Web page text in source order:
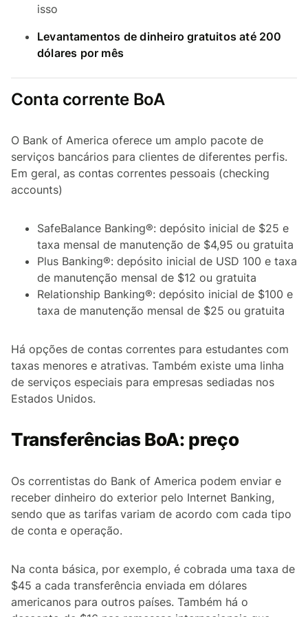
isso
Levantamentos de dinheiro gratuitos até 200
dólares por mês
Conta corrente BoA
O Bank of America oferece um amplo pacote de
serviços bancários para clientes de diferentes perfis.
Em geral, as contas correntes pessoais (checking
accounts)
SafeBalance Banking®: depósito inicial de $25 e
taxa mensal de manutenção de $4,95 ou gratuita
Plus Banking®: depósito inicial de USD 100 e taxa
de manutenção mensal de $12 ou gratuita
Relationship Banking®: depósito inicial de $100 e
taxa de manutenção mensal de $25 ou gratuita
Há opções de contas correntes para estudantes com
taxas menores e atrativas. Também existe uma linha
de serviços especiais para empresas sediadas nos
Estados Unidos.
Transferências BoA: preço
Os correntistas do Bank of America podem enviar e
receber dinheiro do exterior pelo Internet Banking,
sendo que as tarifas variam de acordo com cada tipo
de conta e operação.
Na conta básica, por exemplo, é cobrada uma taxa de
$45 a cada transferência enviada em dólares
americanos para outros países. Também há o